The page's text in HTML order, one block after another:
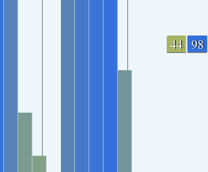
44 98